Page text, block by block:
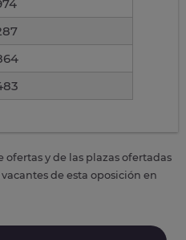
y de las plazas ofertadas
de esta oposición en